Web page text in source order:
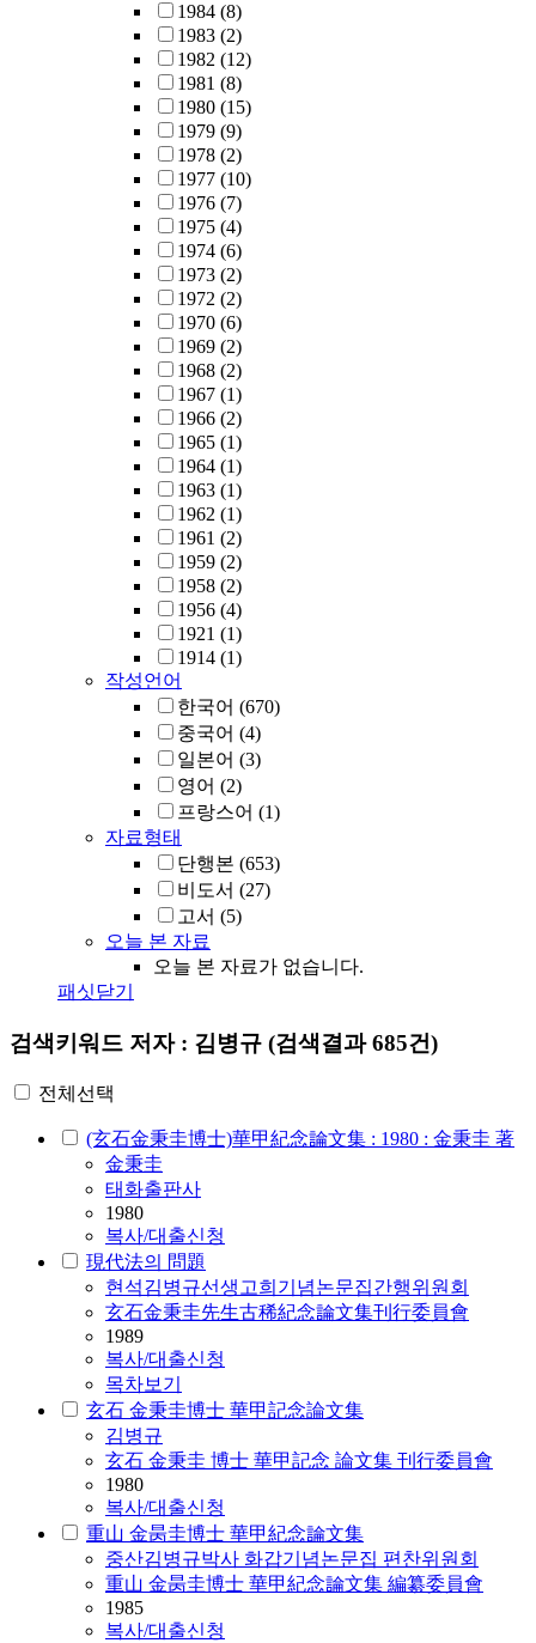
1984 (8)
1983 (2)
1982 (12)
1981 (8)
1980 (15)
1979 (9)
1978 (2)
1977 (10)
1976 (7)
1975 (4)
1974 (6)
1973 (2)
1972 (2)
1970 (6)
1969 (2)
1968 (2)
1967 (1)
1966 (2)
1965 (1)
1964 (1)
1963 (1)
1962 (1)
1961 (2)
1959 (2)
1958 (2)
1956 (4)
1921 (1)
1914 (1)
작성언어
한국어 (670)
중국어 (4)
일본어 (3)
영어 (2)
프랑스어 (1)
자료형태
단행본 (653)
비도서 (27)
고서 (5)
오늘 본 자료
오늘 본 자료가 없습니다.
패싯닫기
검색키워드 저자 : 김병규 (검색결과 685건)
전체선택
(玄石金秉圭博士)華甲紀念論文集 : 1980 : 金秉圭 著
金秉圭
태화출판사
1980
복사/대출신청
現代法의 問題
현석김병규선생고희기념논문집간행위원회
玄石金秉圭先生古稀紀念論文集刊行委員會
1989
복사/대출신청
목차보기
玄石 金秉圭博士 華甲記念論文集
김병규
玄石 金秉圭 博士 華甲記念 論文集 刊行委員會
1980
복사/대출신청
重山 金昺圭博士 華甲紀念論文集
중산김병규박사 화갑기념논문집 편찬위원회
重山 金昺圭博士 華甲紀念論文集 編纂委員會
1985
복사/대출신청